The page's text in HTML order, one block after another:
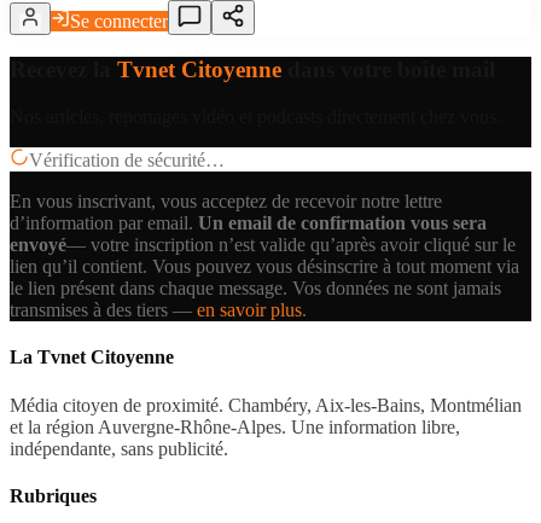
Se connecter
Tvnet Citoyenne
Vérification de sécurité…
En vous inscrivant, vous acceptez de recevoir notre lettre
d’information par email. Un email de confirmation vous sera
envoyé— votre inscription n’est valide qu’après avoir cliqué sur le
lien qu’il contient. Vous pouvez vous désinscrire à tout moment via
le lien présent dans chaque message. Vos données ne sont jamais
transmises à des tiers — en savoir plus.
La Tvnet Citoyenne
Média citoyen de proximité. Chambéry, Aix-les-Bains, Montmélian
et la région Auvergne-Rhône-Alpes. Une information libre,
indépendante, sans publicité.
Rubriques